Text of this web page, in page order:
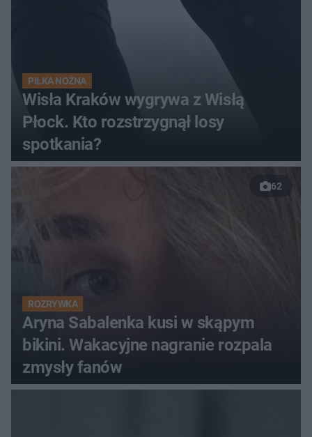
PIŁKA NOŻNA
Wisła Kraków wygrywa z Wisłą
Płock. Kto rozstrzygnął losy
spotkania?
62
ROZRYWKA
Aryna Sabalenka kusi w skąpym
bikini. Wakacyjne nagranie rozpala
zmysły fanów